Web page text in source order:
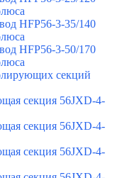
HFP56-3-35/140
HFP56-3-50/170
секций
секция 56JXD-4-
секция 56JXD-4-
секция 56JXD-4-